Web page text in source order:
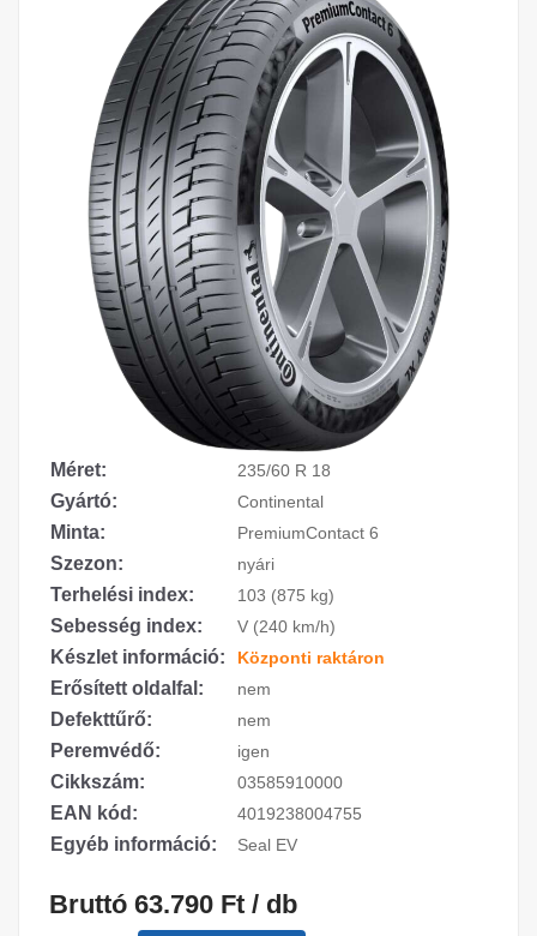
Méret: 235/60 R 18
Gyártó: Continental
Minta: PremiumContact 6
Szezon: nyári
Terhelési index: 103 (875 kg)
Sebesség index: V (240 km/h)
Készlet információ: Központi raktáron
Erősített oldalfal: nem
Defekttűrő: nem
Peremvédő: igen
Cikkszám: 03585910000
EAN kód: 4019238004755
Egyéb információ: Seal EV
Bruttó 63.790 Ft / db